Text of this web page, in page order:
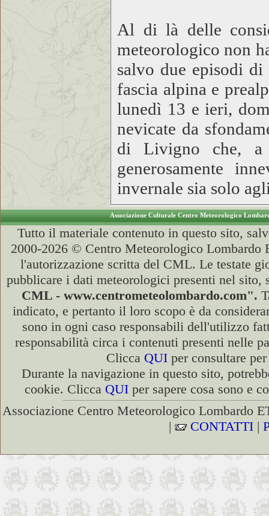
Al di là delle
meteorologico non
salvo due episodi
fascia alpina e
lunedì 13 e ieri,
nevicate da
di Livigno che, a
generosamente
invernale sia solo
Associazione Culturale Centro Meteorologico
Tutto il materiale contenuto in questo sito,
2000-2026 © Centro Meteorologico Lombardo
l'autorizzazione scritta del CML. Le testate
pubblicare i dati meteorologici presenti nel sito,
CML - www.centrometeolombardo.com".
indicato, e pertanto il loro scopo è da
sono in ogni caso responsabili dell'utilizzo
responsabilità circa i contenuti presenti nelle
Clicca QUIper consultare
Durante la navigazione in questo sito,
cookie. Clicca QUIper sapere cosa sono e
Associazione Centro Meteorologico Lombardo
|
CONTATTI|